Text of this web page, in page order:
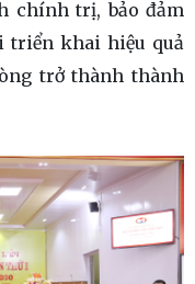
chính trị, bảo đảm
triển khai hiệu quả
trở thành thành